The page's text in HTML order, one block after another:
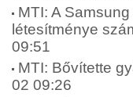
MTI: A
létesítménye
09:51
MTI: Bővítette
02 09:26